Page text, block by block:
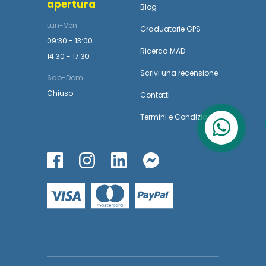
apertura
Lun-Ven:
09:30 - 13:00
14:30 - 17:30
Sab-Dom:
Chiuso
Blog
Graduatorie GPS
Ricerca MAD
Scrivi una recensione
Contatti
Termini e Condizioni